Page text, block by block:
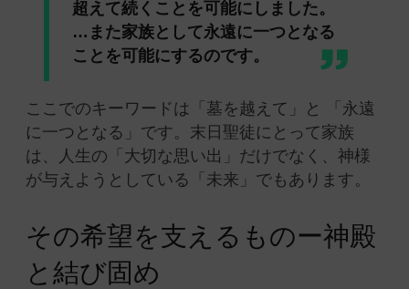
超えて続くことを可能にしました。
…また家族として永遠に一つとなる
ことを可能にするのです。
ここでのキーワードは「墓を越えて」と 「永遠
に一つとなる」です。末日聖徒にとって家族
は、人生の「大切な思い出」だけでなく、神様
が与えようとしている「未来」でもあります。
その希望を支えるものー神殿
と結び固め